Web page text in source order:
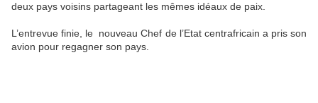
deux pays voisins partageant les mêmes idéaux de paix.
L’entrevue finie, le nouveau Chef de l’Etat centrafricain a pris son
avion pour regagner son pays.